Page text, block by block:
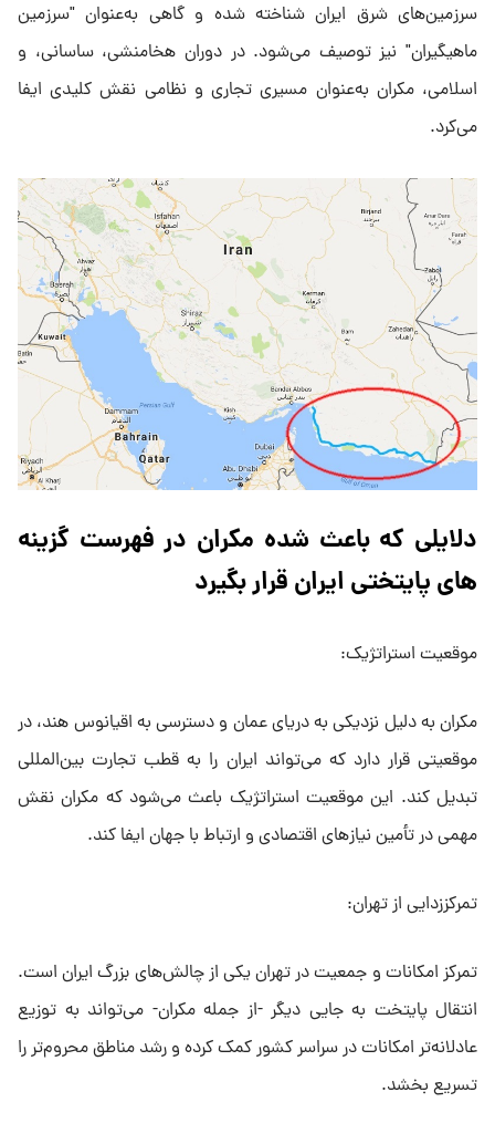
سرزمین‌های شرق ایران شناخته شده و گاهی به‌عنوان "سرزمین
ماهیگیران" نیز توصیف می‌شود. در دوران هخامنشی، ساسانی، و
اسلامی، مکران به‌عنوان مسیری تجاری و نظامی نقش کلیدی ایفا
می‌کرد.
دلایلی که باعث شده مکران در فهرست گزینه
های پایتختی ایران قرار بگیرد
موقعیت استراتژیک:
مکران به دلیل نزدیکی به دریای عمان و دسترسی به اقیانوس هند، در
موقعیتی قرار دارد که می‌تواند ایران را به قطب تجارت بین‌المللی
تبدیل کند. این موقعیت استراتژیک باعث می‌شود که مکران نقش
مهمی در تأمین نیازهای اقتصادی و ارتباط با جهان ایفا کند.
تمرکززدایی از تهران:
تمرکز امکانات و جمعیت در تهران یکی از چالش‌های بزرگ ایران است.
انتقال پایتخت به جایی دیگر -از جمله مکران- می‌تواند به توزیع
عادلانه‌تر امکانات در سراسر کشور کمک کرده و رشد مناطق محروم‌تر را
تسریع بخشد.